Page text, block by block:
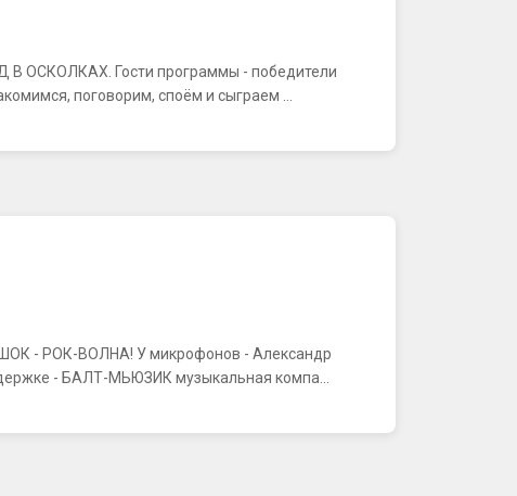
В ОСКОЛКАХ. Гости программы - победители
поговорим, споём и сыграем ...
ШОК - РОК-ВОЛНА! У микрофонов - Александр
- БАЛТ-МЬЮЗИК музыкальная компа...